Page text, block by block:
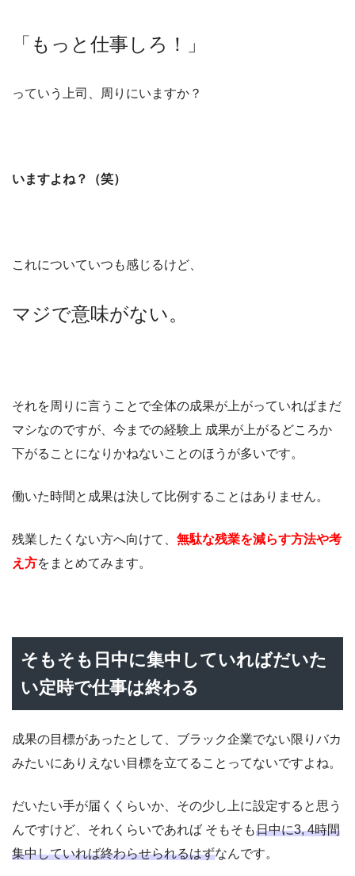
「もっと仕事しろ！」
っていう上司、周りにいますか？
いますよね？（笑）
これについていつも感じるけど、
マジで意味がない。
それを周りに言うことで全体の成果が上がっていればまだ
マシなのですが、今までの経験上 成果が上がるどころか
下がることになりかねないことのほうが多いです。
働いた時間と成果は決して比例することはありません。
残業したくない方へ向けて、 無駄な残業を減らす方法や考
え方をまとめてみます。
そもそも日中に集中していればだいた
い定時で仕事は終わる
成果の目標があったとして、ブラック企業でない限りバカ
みたいにありえない目標を立てることってないですよね。
だいたい手が届くくらいか、その少し上に設定すると思う
んですけど、それくらいであれば そもそも日中に3, 4時間
集中していれば終わらせられるはずなんです。